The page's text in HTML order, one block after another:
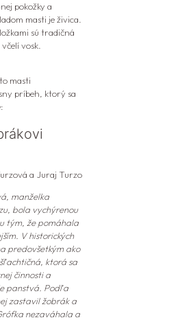
pokožky a
masti je živica.
sú tradičná
vosk.
masti
príbeh, ktorý sa
a Juraj Turzo
manželka
bola vychýrenou
tým, že pomáhala
V historických
predovšetkým ako
ktorá sa
činnosti a
panstvá. Podľa
zastavil žobrák a
nezaváhala a